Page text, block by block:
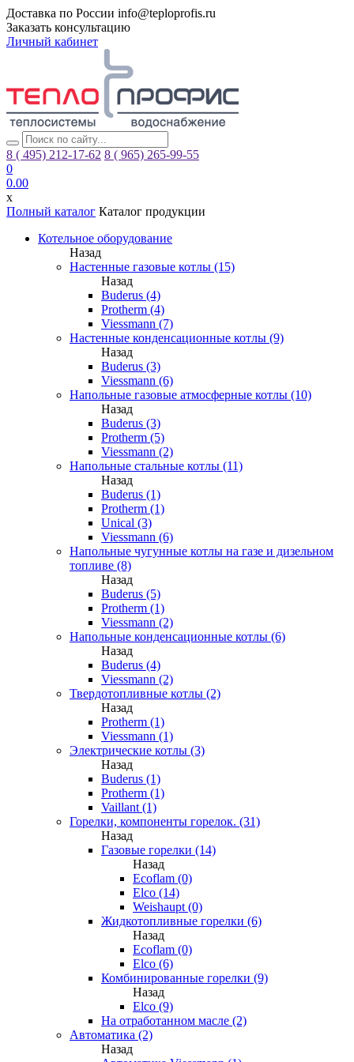
Доставка по России info@teploprofis.ru
Заказать консультацию
Личный кабинет
8 ( 495) 212-17-62 8 ( 965) 265-99-55
0
0.00
x
Полный каталог Каталог продукции
Котельное оборудование
Назад
Настенные газовые котлы (15)
Назад
Buderus (4)
Protherm (4)
Viessmann (7)
Настенные конденсационные котлы (9)
Назад
Buderus (3)
Viessmann (6)
Напольные газовые атмосферные котлы (10)
Назад
Buderus (3)
Protherm (5)
Viessmann (2)
Напольные стальные котлы (11)
Назад
Buderus (1)
Protherm (1)
Unical (3)
Viessmann (6)
Напольные чугунные котлы на газе и дизельном
топливе (8)
Назад
Buderus (5)
Protherm (1)
Viessmann (2)
Напольные конденсационные котлы (6)
Назад
Buderus (4)
Viessmann (2)
Твердотопливные котлы (2)
Назад
Protherm (1)
Viessmann (1)
Электрические котлы (3)
Назад
Buderus (1)
Protherm (1)
Vaillant (1)
Горелки, компоненты горелок. (31)
Назад
Газовые горелки (14)
Назад
Ecoflam (0)
Elco (14)
Weishaupt (0)
Жидкотопливные горелки (6)
Назад
Ecoflam (0)
Elco (6)
Комбинированные горелки (9)
Назад
Elco (9)
На отработанном масле (2)
Автоматика (2)
Назад